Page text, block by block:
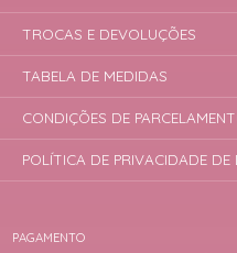
PAGAMENTO
TROCAS E DEVOLUÇÕES
TABELA DE MEDIDAS
CONDIÇÕES DE
POLÍTICA DE PRIVACIDADE DE